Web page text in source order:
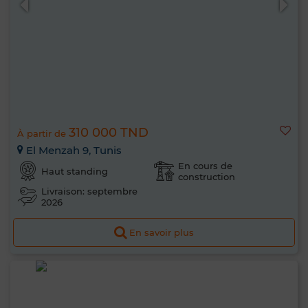
À partir de 310 000 TND
El Menzah 9, Tunis
Haut standing
En cours de
construction
Livraison: septembre
2026
En savoir plus